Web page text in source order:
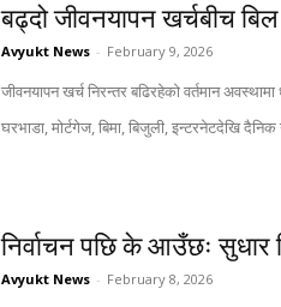
बढ्दो जीवनयापन खर्चबीच
Avyukt News - February 9, 2026
जीवनयापन खर्च निरन्तर बढिरहेको वर्तमान
घरभाडा, मोर्टगेज, बिमा, बिजुली, इन्टरनेटदेखि
निर्वाचन पछि के आउँछः
Avyukt News - February 8, 2026